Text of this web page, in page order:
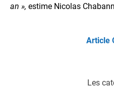
an », estime Nicolas
Article
Les